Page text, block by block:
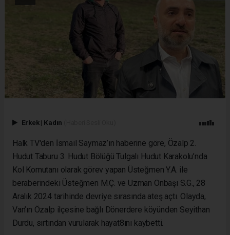
Erkek | Kadın
Halk TV'den İsmail Saymaz’ın haberine göre, Özalp 2.
Hudut Taburu 3. Hudut Bölüğü Tulgalı Hudut Karakolu’nda
Kol Komutanı olarak görev yapan Üsteğmen Y.A. ile
beraberindeki Üsteğmen M.Ç. ve Uzman Onbaşı S.G., 28
Aralık 2024 tarihinde devriye sırasında ateş açtı. Olayda,
Van’ın Özalp ilçesine bağlı Dönerdere köyünden Seyithan
Durdu, sırtından vurularak hayat8ını kaybetti.